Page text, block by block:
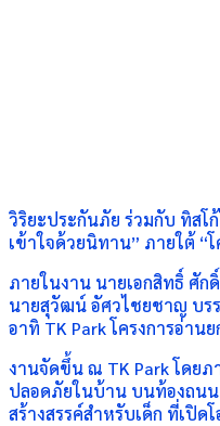
วิริยะประกันภัย ร่วมกับ ทิสโ
เข้าใจด้วยนิทาน” ภายใต้ “
ภายในงาน นายเอกสิทธิ์ ศัก
นายสุวัฒน์ อัศวไชยชาญ บร
อาทิ TK Park โครงการอ่าน
งานจัดขึ้น ณ TK Park โดยภ
ปลอดภัยในบ้าน บนท้องถนน
สร้างสรรค์สำหรับเด็ก ที่เปิ